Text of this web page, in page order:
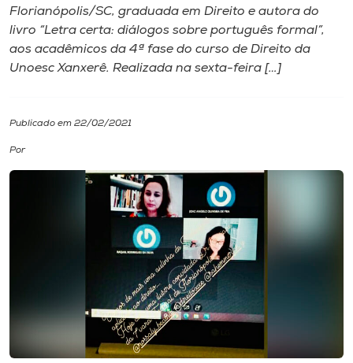
Internacionalização
I.nova
Diplomados
Cultura
Editora
Rádio
Florianópolis/SC, graduada em Direito e autora do
livro “Letra certa: diálogos sobre português formal”,
aos acadêmicos da 4ª fase do curso de Direito da
Unoesc Xanxerê. Realizada na sexta-feira […]
Publicado em 22/02/2021
Por